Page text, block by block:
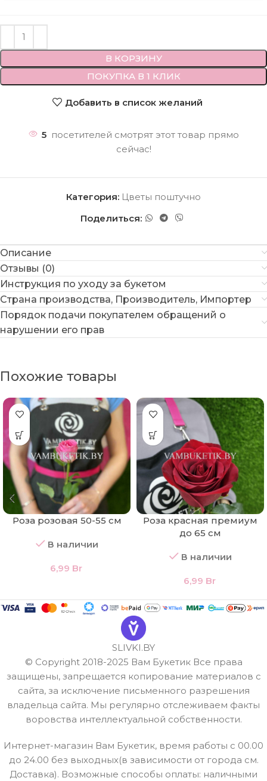
В КОРЗИНУ
ПОКУПКА В 1 КЛИК
Добавить в список желаний
5 посетителей смотрят этот товар прямо
сейчас!
Категория: Цветы поштучно
Поделиться:
Описание
Отзывы (0)
Инструкция по уходу за букетом
Страна производства, Производитель, Импортер
Порядок подачи покупателем обращений о
нарушении его прав
Похожие товары
Роза розовая 50-55 см
В наличии
6,99 Br
Роза красная премиум
до 65 см
В наличии
6,99 Br
SLIVKI.BY
© Copyright 2018-2025 Вам Букетик Все права
защищены, запрещается копирование материалов с
сайта, за исключение письменного разрешения
владельца сайта. Мы регулярно отслеживаем факты
воровства интеллектуальной собственности.
Интернет-магазин Вам Букетик, время работы с 00.00
до 24.00 без выходных(в зависимости от города см.
Доставка). Возможные способы оплаты: наличными